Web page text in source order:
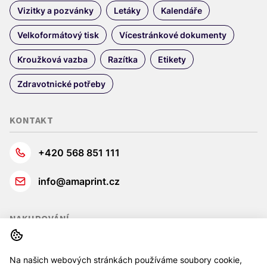
Vizitky a pozvánky Letáky Kalendáře
Velkoformátový tisk Vícestránkové dokumenty
Kroužková vazba Razítka Etikety
Zdravotnické potřeby
KONTAKT
+420 568 851 111
info@amaprint.cz
NAKUPOVÁNÍ
Obchodní podmínky
Ochrana osobních údajů
Na našich webových stránkách používáme soubory cookie,